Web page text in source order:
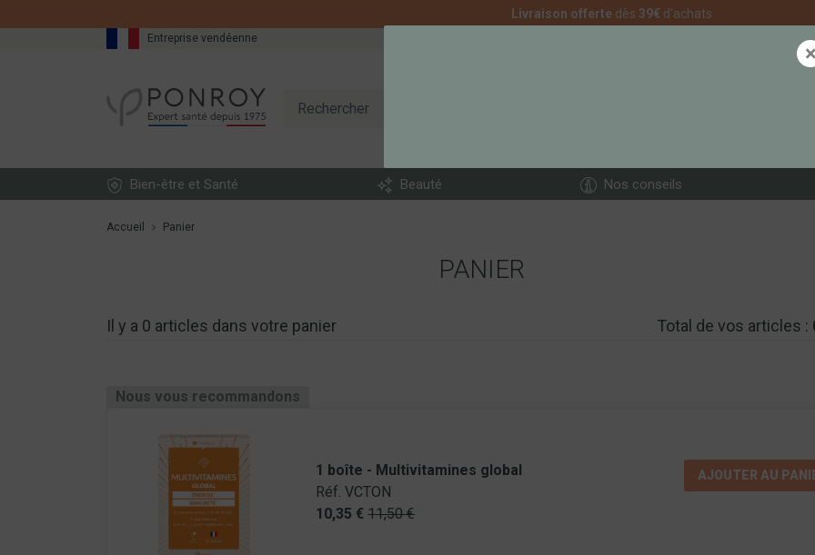
Livraison offerte dès 39€ d'achats
Bien-être et Santé Beauté Nos conseils
Entreprise vendéenne
Accueil Panier
PANIER
Il y a 0 articles dans votre panier Total de vos articles :
Nous vous recommandons
1 boîte - Multivitamines global
Réf. VCTON
10,35 € 11,50 €
AJOUTER AU
×